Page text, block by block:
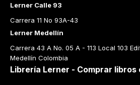
Lerner Calle 93
Carrera 11 No 93A-43
Lerner Medellín
Carrera 43 A No. 05 A - 113 Local 103
Medellín Colombia
Librería Lerner - Comprar libros